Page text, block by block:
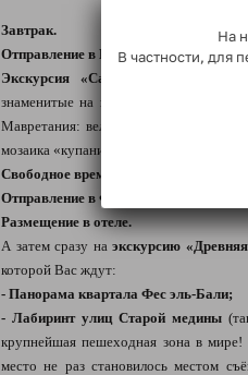
Завтрак.
Отправление в Волюбилис(Рабат →
Экскурсия «Самый дальний
знаменитые на весь мир руины
Мавретания: величественная Арка
мозаика «купание Дианы», храмы и
Свободное время на обед.
Отправление в Фес
Размещение в отеле.
А затем сразу наэкскурсию
которой Вас ждут:
- Панорама квартала Фес эль-Бали;
- Лабиринт улиц Старой медины
крупнейшая пешеходная зона в мире!
место не раз становилось местом
На
В частности, для